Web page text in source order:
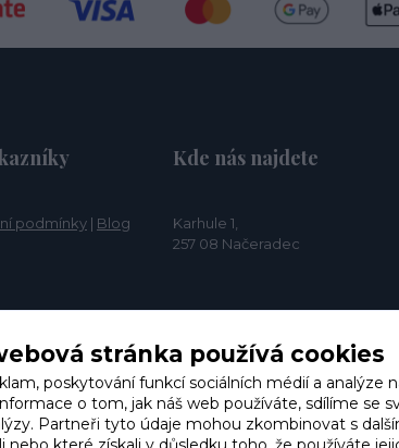
podmínky | Blog
Kde nás najdete
Karhule 1,
257 08 Načeradec
stránka používá cookies
poskytování funkcí sociálních médií a analýze
o tom, jak náš web používáte, sdílíme se
Partneři tyto údaje mohou zkombinovat s